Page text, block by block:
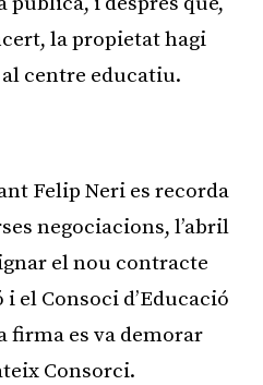
la propietat hagi
centre educatiu.
Felip Neri es recorda
negociacions, l’abril
el nou contracte
el Consoci d’Educació
firma es va demorar
Consorci.